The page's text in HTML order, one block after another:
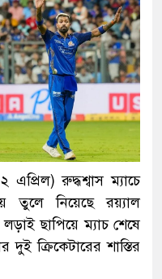
রুদ্ধশ্বাস ম্যাচে
তুলে নিয়েছে রয়্যাল
লড়াই ছাপিয়ে ম্যাচ শেষে
ক্রিকেটারের শাস্তির